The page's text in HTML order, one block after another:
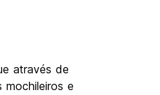
através de
e